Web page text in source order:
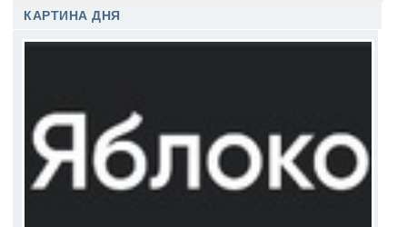
КАРТИНА ДНЯ